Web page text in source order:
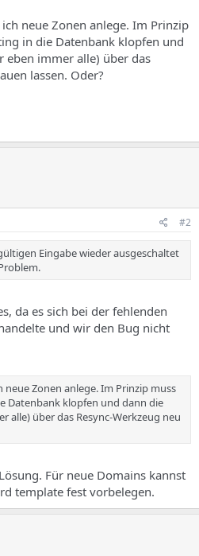
neue Zonen anlege. Im Prinzip
in die Datenbank klopfen und
eben immer alle) über das
lassen. Oder?
#2
Eingabe wieder ausgeschaltet
da es sich bei der fehlenden
und wir den Bug nicht
neue Zonen anlege. Im Prinzip muss
Datenbank klopfen und dann die
alle) über das Resync-Werkzeug neu
Für neue Domains kannst
template fest vorbelegen.